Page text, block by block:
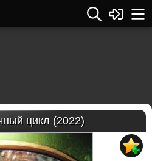
цикл (2022)